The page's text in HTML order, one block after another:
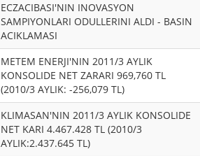
ECZACIBASI'NIN INOVASYON
SAMPIYONLARI ODULLERINI ALDI - BASIN
ACIKLAMASI
METEM ENERJI'NIN 2011/3 AYLIK
KONSOLIDE NET ZARARI 969,760 TL
(2010/3 AYLIK: -256,079 TL)
KLIMASAN'NIN 2011/3 AYLIK KONSOLIDE
NET KARI 4.467.428 TL (2010/3
AYLIK:2.437.645 TL)